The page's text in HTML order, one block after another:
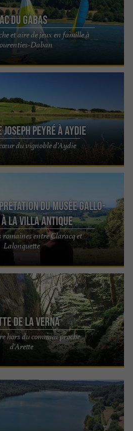
du Gabas
et aire de jeux en famille à
Daban
Peyré à Aydie
du vignoble d’Aydie
du musée gallo-
la villa antique
romaines entre Claracq et
Lalonquette
de la Verna
hors du commun proche
d'Arette